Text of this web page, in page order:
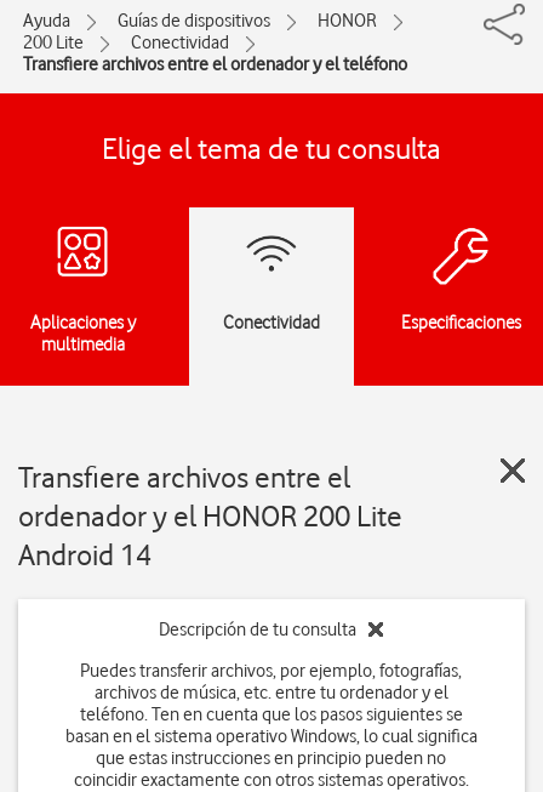
Ayuda Guías de dispositivos
HONOR
200 Lite
Conectividad
Transfiere archivos entre el ordenador y el teléfono
Elige el tema de tu consulta
Aplicaciones y
multimedia
Conectividad Especificaciones
Transfiere archivos entre el
ordenador y el HONOR 200 Lite
Android 14
Descripción de tu consulta
Puedes transferir archivos, por ejemplo, fotografías,
archivos de música, etc. entre tu ordenador y el
teléfono. Ten en cuenta que los pasos siguientes se
basan en el sistema operativo Windows, lo cual significa
que estas instrucciones en principio pueden no
coincidir exactamente con otros sistemas operativos.